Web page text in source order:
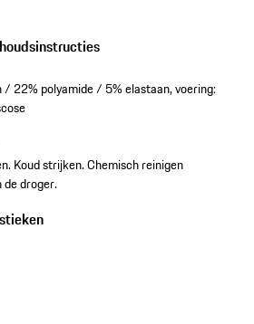
22% polyamide / 5% elastaan, voering:
Koud strijken. Chemisch reinigen
de droger.